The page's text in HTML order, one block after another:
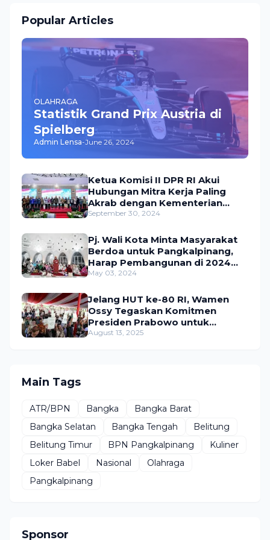
Popular Articles
OLAHRAGA
Statistik Grand Prix Austria di
Spielberg
Admin Lensa-June 26, 2024
Ketua Komisi II DPR RI Akui
Hubungan Mitra Kerja Paling
Akrab dengan Kementerian
ATR/BPN
September 30, 2024
Pj. Wali Kota Minta Masyarakat
Berdoa untuk Pangkalpinang,
Harap Pembangunan di 2024
Berjalan Lancar
May 03, 2024
Jelang HUT ke-80 RI, Wamen
Ossy Tegaskan Komitmen
Presiden Prabowo untuk
Menyejahterakan Rakyat
August 13, 2025
Main Tags
ATR/BPN Bangka
Bangka Barat
Bangka Selatan
Bangka Tengah
Belitung
Belitung Timur
BPN Pangkalpinang
Kuliner
Loker Babel
Nasional
Olahraga
Pangkalpinang
Sponsor